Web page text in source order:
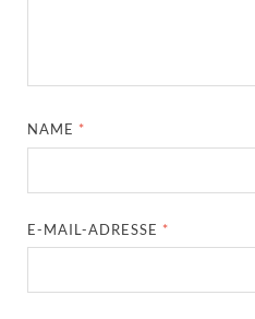
NAME *
E-MAIL-ADRESSE *